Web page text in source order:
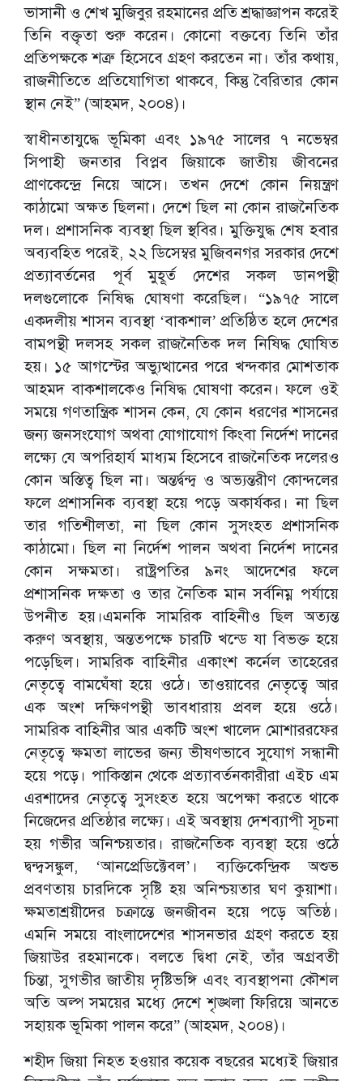
ভাসানী ও শেখ মুজিবুর রহমানের প্রতি শ্রদ্ধাজ্ঞাপন করেই
তিনি বক্তৃতা শুরু করেন। কোনো বক্তব্যে তিনি তাঁর
প্রতিপক্ষকে শত্রু হিসেবে গ্রহণ করতেন না। তাঁর কথায়,
রাজনীতিতে প্রতিযোগিতা থাকবে, কিন্তু বৈরিতার কোন
স্থান নেই” (আহমদ, ২০০৪)।
স্বাধীনতাযুদ্ধে ভূমিকা এবং ১৯৭৫ সালের ৭ নভেম্বর
সিপাহী জনতার বিপ্লব জিয়াকে জাতীয় জীবনের
প্রাণকেন্দ্রে নিয়ে আসে। তখন দেশে কোন নিয়ন্ত্রণ
কাঠামো অক্ষত ছিলনা। দেশে ছিল না কোন রাজনৈতিক
দল। প্রশাসনিক ব্যবস্থা ছিল স্থবির। মুক্তিযুদ্ধ শেষ হবার
অব্যবহিত পরেই, ২২ ডিসেম্বর মুজিবনগর সরকার দেশে
প্রত্যাবর্তনের পূর্ব মুহূর্ত দেশের সকল ডানপন্থী
দলগুলোকে নিষিদ্ধ ঘোষণা করেছিল। “১৯৭৫ সালে
একদলীয় শাসন ব্যবস্থা ‘বাকশাল’ প্রতিষ্ঠিত হলে দেশের
বামপন্থী দলসহ সকল রাজনৈতিক দল নিষিদ্ধ ঘোষিত
হয়। ১৫ আগস্টের অভ্যুত্থানের পরে খন্দকার মোশতাক
আহমদ বাকশালকেও নিষিদ্ধ ঘোষণা করেন। ফলে ওই
সময়ে গণতান্ত্রিক শাসন কেন, যে কোন ধরণের শাসনের
জন্য জনসংযোগ অথবা যোগাযোগ কিংবা নির্দেশ দানের
লক্ষ্যে যে অপরিহার্য মাধ্যম হিসেবে রাজনৈতিক দলেরও
কোন অস্তিত্ব ছিল না। অন্তর্দ্বন্দ্ব ও অভ্যন্তরীণ কোন্দলের
ফলে প্রশাসনিক ব্যবস্থা হয়ে পড়ে অকার্যকর। না ছিল
তার গতিশীলতা, না ছিল কোন সুসংহত প্রশাসনিক
কাঠামো। ছিল না নির্দেশ পালন অথবা নির্দেশ দানের
কোন সক্ষমতা। রাষ্ট্রপতির ৯নং আদেশের ফলে
প্রশাসনিক দক্ষতা ও তার নৈতিক মান সর্বনিম্ন পর্যায়ে
উপনীত হয়।এমনকি সামরিক বাহিনীও ছিল অত্যন্ত
করুণ অবস্থায়, অন্ততপক্ষে চারটি খন্ডে যা বিভক্ত হয়ে
পড়েছিল। সামরিক বাহিনীর একাংশ কর্নেল তাহেরের
নেতৃত্বে বামঘেঁষা হয়ে ওঠে। তাওয়াবের নেতৃত্বে আর
এক অংশ দক্ষিণপন্থী ভাবধারায় প্রবল হয়ে ওঠে।
সামরিক বাহিনীর আর একটি অংশ খালেদ মোশাররফের
নেতৃত্বে ক্ষমতা লাভের জন্য ভীষণভাবে সুযোগ সন্ধানী
হয়ে পড়ে। পাকিস্তান থেকে প্রত্যাবর্তনকারীরা এইচ এম
এরশাদের নেতৃত্বে সুসংহত হয়ে অপেক্ষা করতে থাকে
নিজেদের প্রতিষ্ঠার লক্ষ্যে। এই অবস্থায় দেশব্যাপী সূচনা
হয় গভীর অনিশ্চয়তার। রাজনৈতিক ব্যবস্থা হয়ে ওঠে
দ্বন্দ্বসঙ্কুল, ‘আনপ্রেডিক্টেবল’। ব্যক্তিকেন্দ্রিক অশুভ
প্রবণতায় চারদিকে সৃষ্টি হয় অনিশ্চয়তার ঘণ কুয়াশা।
ক্ষমতাশ্রয়ীদের চক্রান্তে জনজীবন হয়ে পড়ে অতিষ্ঠ।
এমনি সময়ে বাংলাদেশের শাসনভার গ্রহণ করতে হয়
জিয়াউর রহমানকে। বলতে দ্বিধা নেই, তাঁর অগ্রবতী
চিন্তা, সুগভীর জাতীয় দৃষ্টিভঙ্গি এবং ব্যবস্থাপনা কৌশল
অতি অল্প সময়ের মধ্যে দেশে শৃঙ্খলা ফিরিয়ে আনতে
সহায়ক ভূমিকা পালন করে” (আহমদ, ২০০৪)।
শহীদ জিয়া নিহত হওয়ার কয়েক বছরের মধ্যেই জিয়ার